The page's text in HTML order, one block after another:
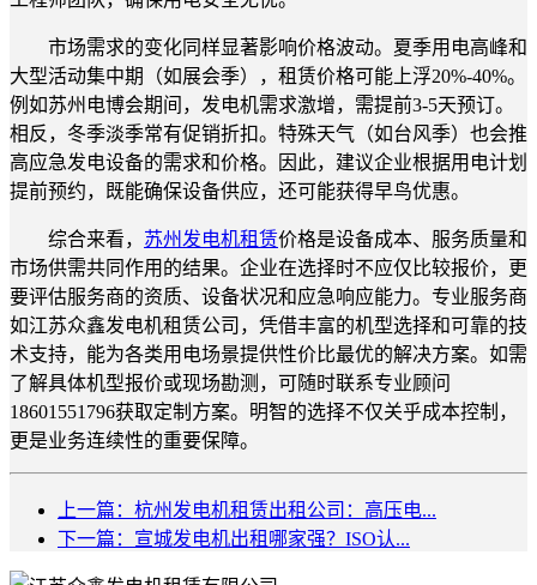
市场需求的变化同样显著影响价格波动。夏季用电高峰和
大型活动集中期（如展会季），租赁价格可能上浮20%-40%。
例如苏州电博会期间，发电机需求激增，需提前3-5天预订。
相反，冬季淡季常有促销折扣。特殊天气（如台风季）也会推
高应急发电设备的需求和价格。因此，建议企业根据用电计划
提前预约，既能确保设备供应，还可能获得早鸟优惠。
综合来看， 苏州发电机租赁价格是设备成本、服务质量和
市场供需共同作用的结果。企业在选择时不应仅比较报价，更
要评估服务商的资质、设备状况和应急响应能力。专业服务商
如江苏众鑫发电机租赁公司，凭借丰富的机型选择和可靠的技
术支持，能为各类用电场景提供性价比最优的解决方案。如需
了解具体机型报价或现场勘测，可随时联系专业顾问
18601551796获取定制方案。明智的选择不仅关乎成本控制，
更是业务连续性的重要保障。
上一篇：杭州发电机租赁出租公司：高压电...
下一篇：宣城发电机出租哪家强？ISO认...